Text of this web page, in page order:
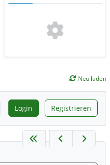
Neu laden
Login Registrieren